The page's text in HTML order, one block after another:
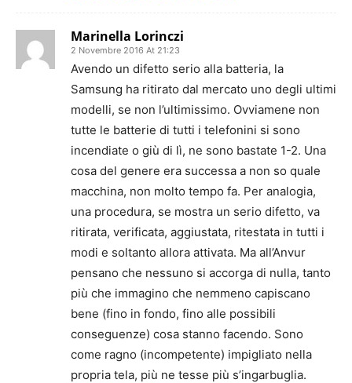
Marinella Lorinczi
2 Novembre 2016 At 21:23
Avendo un difetto serio alla batteria, la
Samsung ha ritirato dal mercato uno degli ultimi
modelli, se non l’ultimissimo. Ovviamene non
tutte le batterie di tutti i telefonini si sono
incendiate o giù di lì, ne sono bastate 1-2. Una
cosa del genere era successa a non so quale
macchina, non molto tempo fa. Per analogia,
una procedura, se mostra un serio difetto, va
ritirata, verificata, aggiustata, ritestata in tutti i
modi e soltanto allora attivata. Ma all’Anvur
pensano che nessuno si accorga di nulla, tanto
più che immagino che nemmeno capiscano
bene (fino in fondo, fino alle possibili
conseguenze) cosa stanno facendo. Sono
come ragno (incompetente) impigliato nella
propria tela, più ne tesse più s’ingarbuglia.